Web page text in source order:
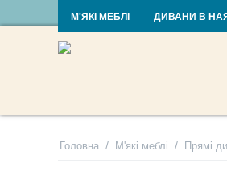
RU UA
М'ЯКІ МЕБЛІ ДИВАНИ В
Головна / М'які меблі / Прямі